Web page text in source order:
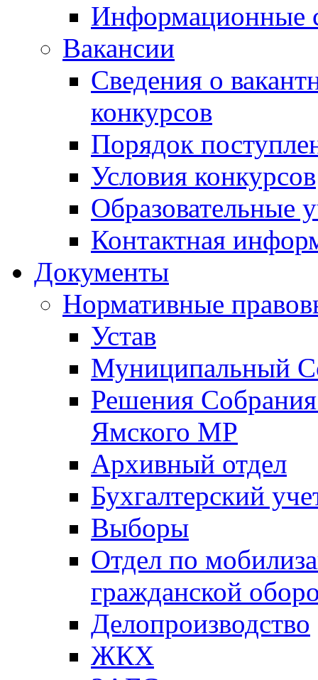
Информационные
Вакансии
Сведения о
конкурсов
Порядок
Условия конкурсов
Образовательные
Контактная
Документы
Нормативные
Устав
Муниципальный
Решения
Ямского МР
Архивный отдел
Бухгалтерский
Выборы
Отдел по
гражданской
Делопроизводство
ЖКХ